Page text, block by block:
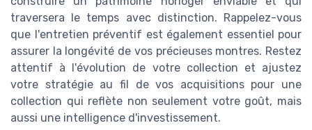
traversera le temps avec distinction. Rappelez-vous
que l'entretien préventif est également essentiel pour
assurer la longévité de vos précieuses montres. Restez
attentif à l'évolution de votre collection et ajustez
votre stratégie au fil de vos acquisitions pour une
collection qui reflète non seulement votre goût, mais
aussi une intelligence d'investissement.